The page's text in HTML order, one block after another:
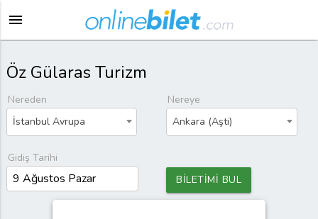
menu
Öz Gülaras Turizm
Nereden
İstanbul Avrupa
Nereye
Ankara (Aşti)
Gidiş Tarihi
BİLETİMİ BUL